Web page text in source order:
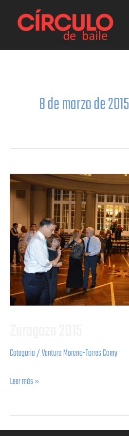
contenido
8 de marzo de 2015
Categoria/Ventura Moreno-Torres Camy
Zaragoza
2015
Leer más »